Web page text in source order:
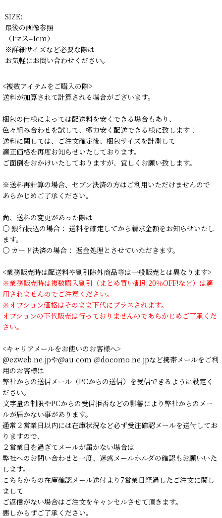
SIZE:
最後の画像参照
（1マス=1cm）
※詳細サイズなど必要な際は
お気軽にお問い合わせください。
<複数アイテムをご購入の際>
送料が加算されて計算される場合がございます。
梱包の仕様によっては配送料を安くできる場合もあり、
色々組み合わせを試して、極力安く配送できる様に致します！
送料に関しては、ご注文確定後、梱包サイズを計測して
適正価格を再度お知らせいたしております。
ご面倒をおかけいたしておりますが、宜しくお願い致します。
※送料再計算の場合、セブン決済の方はご利用いただけませんので
あらかじめご了承ください。
尚、送料の変更があった際は
○ 銀行振込の場合： 送料を確定してから請求金額をお知らせいたし
ます。
○ カード決済の場合： 返金処理とさせていただきます。
<業務販売時は配送料や割引除外商品等は一般販売とは異なります>
※業務販売時は複数購入割引（まとめ買い割引20％OFF!など）は適
用されませんのでご注意ください。
※オプション価格はそのまま下代にプラスされます。
オプションの下代販売は行っておりませんのであらかじめご了承くだ
さい。
<キャリアメールをお使いのお客様へ>
@ezweb.ne.jpや@au.com ＠docomo.ne.jpなど携帯メールをご利
用のお客様は
弊社からの送信メール（PCからの送信）を受信できるように設定く
ださい。
文字量の制限やPCからの受信拒否などの影響により弊社からのメー
ルが届かない事があります。
通常２営業日以内には在庫状況など必ず受注確認メールを送付してお
りますので、
２営業日を過ぎてメールが届かない場合は
弊社へのお問い合わせと一度、迷惑メールホルダの確認もお願いいた
します。
こちらからの在庫確認メール送付より7営業日経過したご注文に関し
まして
ご返信がない場合はご注文をキャンセルさせて頂きます。
悪しからずご了承ください。